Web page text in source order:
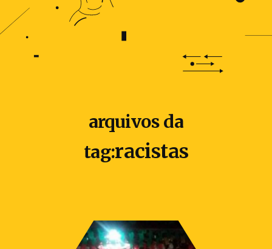
arquivos da
tag:racistas